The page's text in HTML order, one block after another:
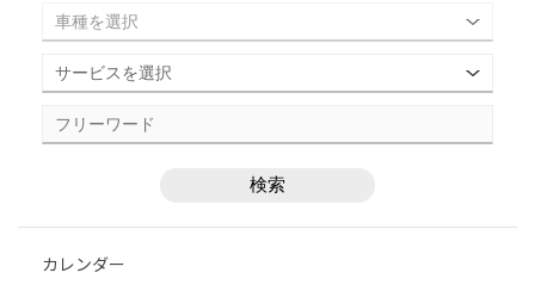
カレンダー